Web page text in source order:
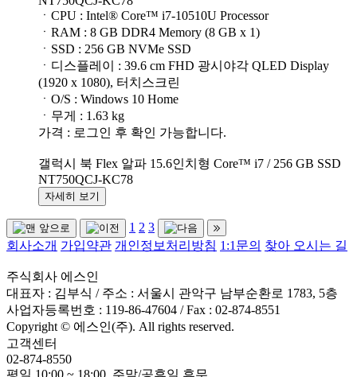
ㆍCPU : Intel® Core™ i7-10510U Processor
ㆍRAM : 8 GB DDR4 Memory (8 GB x 1)
ㆍSSD : 256 GB NVMe SSD
ㆍ디스플레이 : 39.6 cm FHD 광시야각 QLED Display
(1920 x 1080), 터치스크린
ㆍO/S : Windows 10 Home
ㆍ무게 : 1.63 kg
가격 : 로그인 후 확인 가능합니다.
갤럭시 북 Flex 알파 15.6인치형 Core™ i7 / 256 GB SSD
NT750QCJ-KC78
자세히 보기
1 2 3
회사소개 가입약관 개인정보처리방침 1:1문의 찾아 오시는 길
주식회사 에스인
대표자 : 김부식 / 주소 : 서울시 관악구 남부순환로 1783, 5층
사업자등록번호 : 119-86-47604 / Fax : 02-874-8551
Copyright © 에스인(주). All rights reserved.
고객센터
02-874-8550